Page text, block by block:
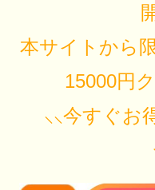
本サイトから
15000円
⸜⸜今すぐお